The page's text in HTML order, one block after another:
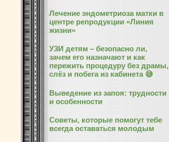
Лечение эндометриоза матки в
центре репродукции «Линия
жизни»
УЗИ детям – безопасно ли,
зачем его назначают и как
пережить процедуру без драмы,
слёз и побега из кабинета 😅
Выведение из запоя: трудности
и особенности
Советы, которые помогут тебе
всегда оставаться молодым